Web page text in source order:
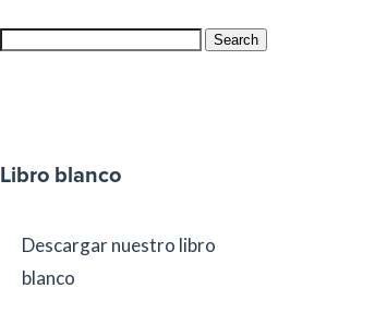
Search
Libro blanco
Descargar nuestro libro
blanco